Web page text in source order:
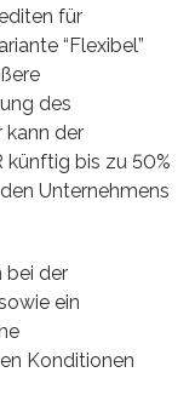
für
“Flexibel”
des
kann der
künftig bis zu 50%
Unternehmens
bei der
ein
Konditionen